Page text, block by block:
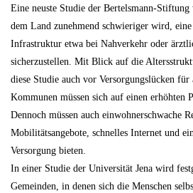
Eine neuste Studie der Bertelsmann-Stiftung
dem Land zunehmend schwieriger wird,
Infrastruktur etwa bei Nahverkehr oder
sicherzustellen. Mit Blick auf die
diese Studie auch vor Versorgungslücken für
Kommunen müssen sich auf einen erhöhten
Dennoch müssen auch einwohnerschwache
Mobilitätsangebote, schnelles Internet und
Versorgung bieten.
In einer Studie der Universität Jena wird
Gemeinden, in denen sich die Menschen